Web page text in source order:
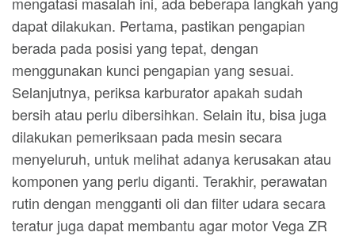
dapat dilakukan. Pertama, pastikan pengapian
berada pada posisi yang tepat, dengan
menggunakan kunci pengapian yang sesuai.
Selanjutnya, periksa karburator apakah sudah
bersih atau perlu dibersihkan. Selain itu, bisa juga
dilakukan pemeriksaan pada mesin secara
menyeluruh, untuk melihat adanya kerusakan atau
komponen yang perlu diganti. Terakhir, perawatan
rutin dengan mengganti oli dan filter udara secara
teratur juga dapat membantu agar motor Vega ZR